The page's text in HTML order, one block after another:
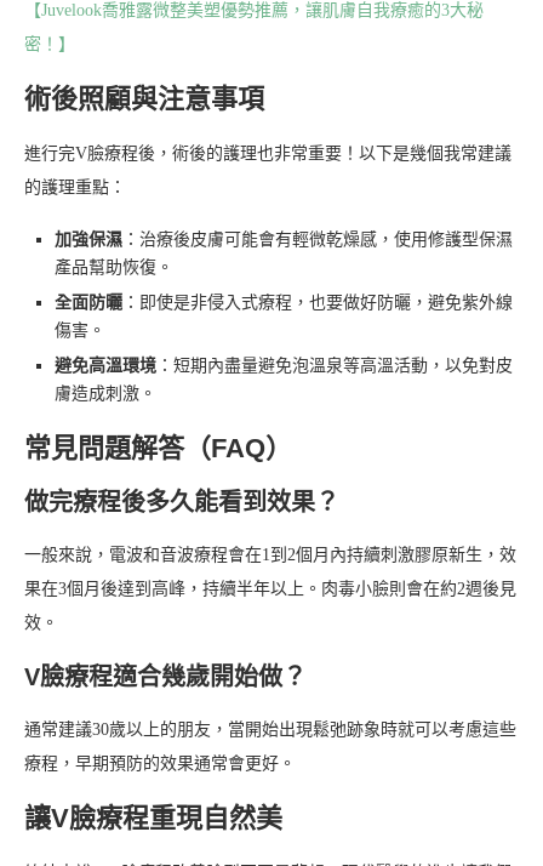
【Juvelook喬雅露微整美塑優勢推薦，讓肌膚自我療癒的3大秘
密！】
術後照顧與注意事項
進行完V臉療程後，術後的護理也非常重要！以下是幾個我常建議
的護理重點：
加強保濕 ：治療後皮膚可能會有輕微乾燥感，使用修護型保濕
產品幫助恢復。
全面防曬 ：即使是非侵入式療程，也要做好防曬，避免紫外線
傷害。
避免高溫環境 ：短期內盡量避免泡溫泉等高溫活動，以免對皮
膚造成刺激。
常見問題解答（FAQ）
做完療程後多久能看到效果？
一般來說，電波和音波療程會在1到2個月內持續刺激膠原新生，效
果在3個月後達到高峰，持續半年以上。肉毒小臉則會在約2週後見
效。
V臉療程適合幾歲開始做？
通常建議30歲以上的朋友，當開始出現鬆弛跡象時就可以考慮這些
療程，早期預防的效果通常會更好。
讓V臉療程重現自然美